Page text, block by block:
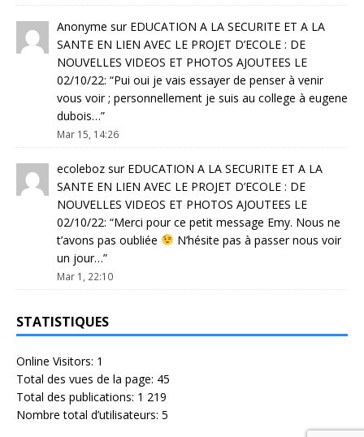
Anonyme sur EDUCATION A LA SECURITE ET A LA
SANTE EN LIEN AVEC LE PROJET D’ECOLE : DE
NOUVELLES VIDEOS ET PHOTOS AJOUTEES LE
02/10/22: “Pui oui je vais essayer de penser à venir
vous voir ; personnellement je suis au college à eugene
dubois…”
Mar 15, 14:26
ecoleboz sur EDUCATION A LA SECURITE ET A LA
SANTE EN LIEN AVEC LE PROJET D’ECOLE : DE
NOUVELLES VIDEOS ET PHOTOS AJOUTEES LE
02/10/22: “Merci pour ce petit message Emy. Nous ne
t’avons pas oubliée
N’hésite pas à passer nous voir
un jour…”
Mar 1, 22:10
STATISTIQUES
Online Visitors: 1
Total des vues de la page: 45
Total des publications: 1 219
Nombre total d’utilisateurs: 5